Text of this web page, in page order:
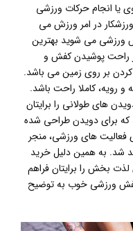
یا انجام حرکات ورزشی
در امر ورزش می
ورزشی می شوید بهترین
راحت پوشیدن کفش و
بر روی زمین می باشد.
و رویه، کاملا راحت باشد.
های طولانی را برایتان
که برای دویدن طراحی شده
های ورزشی، منجر
شد. به همین دلیل خرید
بخش را برایتان فراهم
ورزشی خوب به توضیح